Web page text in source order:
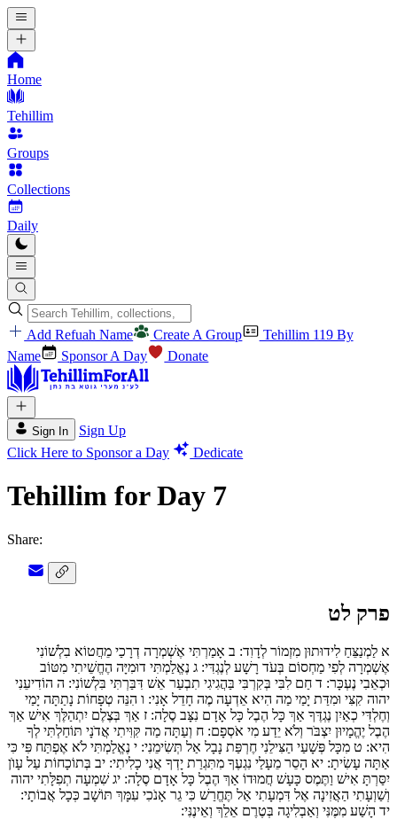
Home
Tehillim
Groups
Collections
Daily
Add Refuah Name Create A Group
Tehillim 119 By
Name
Sponsor A Day Donate
Sign In
Sign Up
Click Here to Sponsor a Day
Dedicate
Tehillim for Day 7
Share:
פרק לט
א לַמְנַצֵּחַ לִידוּתוּן מִזְמוֹר לְדָוִד: ב אָמַרְתִּי אֶשְׁמְרָה דְרָכַי מֵחֲטוֹא בִלְשׁוֹנִי
אֶשְׁמְרָה לְפִי מַחְסוֹם בְּעֹד רָשָׁע לְנֶגְדִּי: ג נֶאֱלַמְתִּי דוּמִיָּה הֶחֱשֵׁיתִי מִטּוֹב
וּכְאֵבִי נֶעְכָּר: ד חַם לִבִּי בְּקִרְבִּי בַּהֲגִיגִי תִבְעַר אֵשׁ דִּבַּרְתִּי בִּלְשׁוֹנִי: ה הוֹדִיעֵנִי
יהוה קִצִּי וּמִדַּת יָמַי מַה הִיא אֵדְעָה מֶה חָדֵל אָנִי: ו הִנֵּה טְפָחוֹת נָתַתָּה יָמַי
וְחֶלְדִּי כְאַיִן נֶגְדֶּךָ אַךְ כָּל הֶבֶל כָּל אָדָם נִצָּב סֶלָה: ז אַךְ בְּצֶלֶם יִתְהַלֶּךְ אִישׁ אַךְ
הֶבֶל יֶהֱמָיוּן יִצְבֹּר וְלֹא יֵדַע מִי אֹסְפָם: ח וְעַתָּה מַה קִּוִּיתִי אֲדֹנָי תּוֹחַלְתִּי לְךָ
הִיא: ט מִכָּל פְּשָׁעַי הַצִּילֵנִי חֶרְפַּת נָבָל אַל תְּשִׂימֵנִי: י נֶאֱלַמְתִּי לֹא אֶפְתַּח פִּי כִּי
אַתָּה עָשִׂיתָ: יא הָסֵר מֵעָלַי נִגְעֶךָ מִתִּגְרַת יָדְךָ אֲנִי כָלִיתִי: יב בְּתוֹכָחוֹת עַל עָוֺן
יִסַּרְתָּ אִישׁ וַתֶּמֶס כָּעָשׁ חֲמוּדוֹ אַךְ הֶבֶל כָּל אָדָם סֶלָה: יג שִׁמְעָה תְפִלָּתִי יהוה
וְשַׁוְעָתִי הַאֲזִינָה אֶל דִּמְעָתִי אַל תֶּחֱרַשׁ כִּי גֵר אָנֹכִי עִמָּךְ תּוֹשָׁב כְּכָל אֲבוֹתָי:
יד הָשַׁע מִמֶּנִּי וְאַבְלִיגָה בְּטֶרֶם אֵלֵךְ וְאֵינֶנִּי: